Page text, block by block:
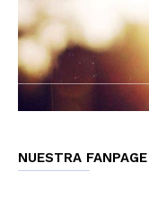
NUESTRA FANPAGE